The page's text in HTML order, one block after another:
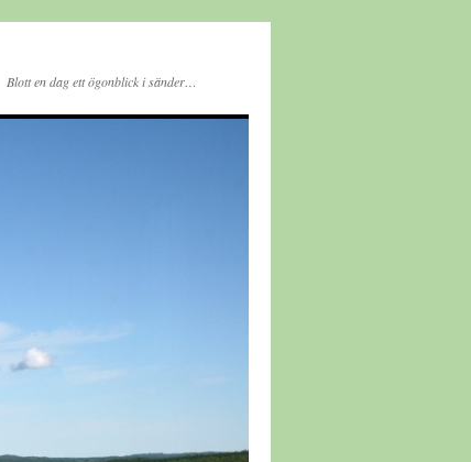
Blott en dag ett ögonblick i sänder…